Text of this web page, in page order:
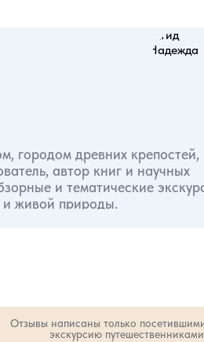
городом древних крепостей,
и тематические
и живой природы.
Отзывы написаны только
экскурсию